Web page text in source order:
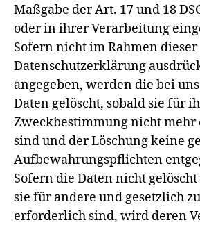
Maßgabe der Art. 17 und 18
oder in ihrer Verarbeitung
Sofern nicht im Rahmen dieser
Datenschutzerklärung
angegeben, werden die bei
Daten gelöscht, sobald sie für
Zweckbestimmung nicht
sind und der Löschung keine
Aufbewahrungspflichten
Sofern die Daten nicht
sie für andere und gesetzlich
erforderlich sind, wird deren